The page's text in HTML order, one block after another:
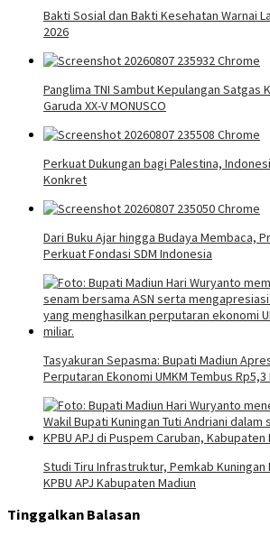
Bakti Sosial dan Bakti Kesehatan Warnai
2026
Panglima TNI Sambut Kepulangan Satgas
Garuda XX-V MONUSCO
Perkuat Dukungan bagi Palestina,
Konkret
Dari Buku Ajar hingga Budaya Membaca,
Perkuat Fondasi SDM Indonesia
Tasyakuran Sepasma: Bupati Madiun
Perputaran Ekonomi UMKM Tembus Rp5,3
Studi Tiru Infrastruktur, Pemkab Kuningan
KPBU APJ Kabupaten Madiun
Tinggalkan Balasan